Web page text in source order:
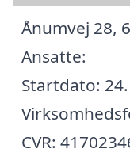
Ånumvej 28,
Ansatte:
Startdato:
CVR: